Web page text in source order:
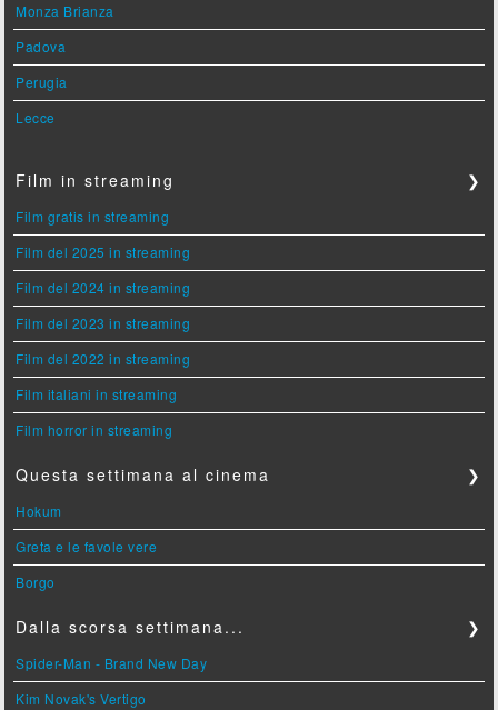
Monza Brianza
Padova
Perugia
Lecce
Film in streaming ❯
Film gratis in streaming
Film del 2025 in streaming
Film del 2024 in streaming
Film del 2023 in streaming
Film del 2022 in streaming
Film italiani in streaming
Film horror in streaming
Questa settimana al cinema ❯
Hokum
Greta e le favole vere
Borgo
Dalla scorsa settimana... ❯
Spider-Man - Brand New Day
Kim Novak's Vertigo